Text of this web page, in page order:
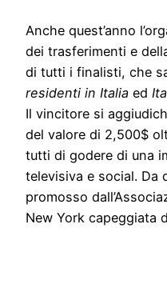
Anche quest’anno
dei trasferimenti e
di tutti i finalisti, che
residenti in Italia ed
Il vincitore si
del valore di 2,500$
tutti di godere di una
televisiva e social. Da
promosso
New York capeggiata